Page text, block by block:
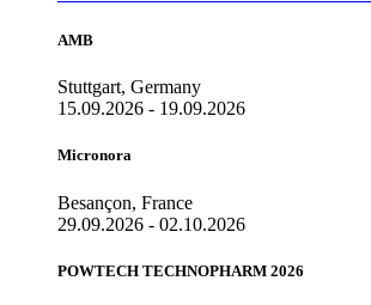
AMB
Stuttgart, Germany
15.09.2026 - 19.09.2026
Micronora
Besançon, France
29.09.2026 - 02.10.2026
POWTECH TECHNOPHARM 2026